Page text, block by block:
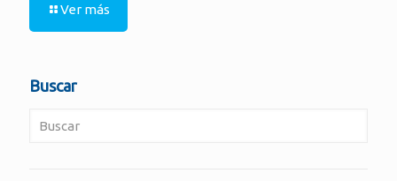
Ver más
Buscar